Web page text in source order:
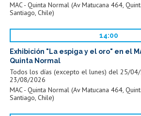
MAC - Quinta Normal (Av Matucana 464,
Santiago, Chile)
14:00
Exhibición "La espiga y el oro" en el
Quinta Normal
Todos los días (excepto el lunes) del 25/
23/08/2026
MAC - Quinta Normal (Av Matucana 464,
Santiago, Chile)